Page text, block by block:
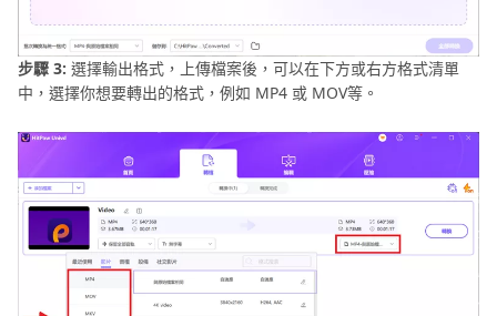
步驟 3: 選擇輸出格式，上傳檔案後，可以在下方或右方格式清單
中，選擇你想要轉出的格式，例如 MP4 或 MOV等。